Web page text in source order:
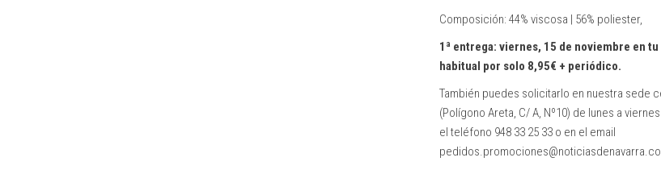
Composición: 44% viscosa | 56% poliester,
1ª entrega: viernes, 15 de noviembre en
habitual por solo 8,95€ + periódico.
También puedes solicitarlo en nuestra sede
(Polígono Areta, C/ A, Nº10) de lunes a
el teléfono 948 33 25 33 o en el email